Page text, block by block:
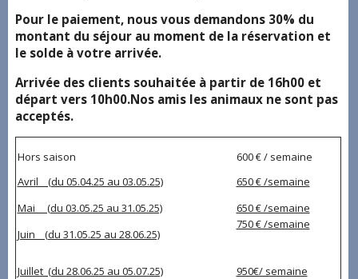
Pour le paiement, nous vous demandons 30% du
montant du séjour au moment de la réservation et
le solde à votre arrivée.
Arrivée des clients souhaitée à partir de 16h00 et
départ vers 10h00.Nos amis les animaux ne sont pas
acceptés.
Hors saison
Avril (du 05.04.25 au 03.05.25)
600 € / semaine
650 € /semaine
Mai (du 03.05.25 au 31.05.25)
650 € /semaine
Juin (du 31.05.25 au 28.06.25)
750 € /semaine
Juillet (du 28.06.25 au 05.07.25)
950€/ semaine